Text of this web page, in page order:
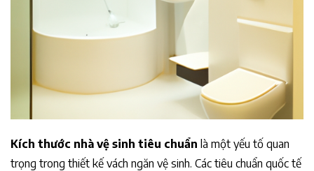
Kích thước nhà vệ sinh tiêu chuẩn là một yếu tố quan
trọng trong thiết kế vách ngăn vệ sinh. Các tiêu chuẩn quốc tế